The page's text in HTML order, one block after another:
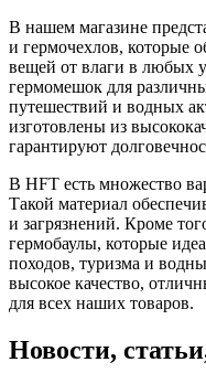
В нашем магазине
и гермочехлов, которые
вещей от влаги в любых
гермомешок для
путешествий и водных
изготовлены из
гарантируют
В HFT есть множество
Такой материал
и загрязнений. Кроме
гермобаулы, которые
походов, туризма и
высокое качество,
для всех наших товаров.
Новости,